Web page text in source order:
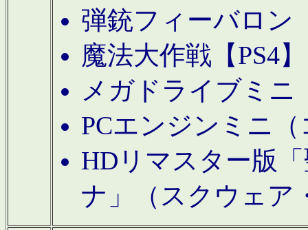
弾銃フィーバロン
魔法大作戦【PS4
メガドライブミニ
PCエンジンミニ
HDリマスター版
ナ」（スクウェア